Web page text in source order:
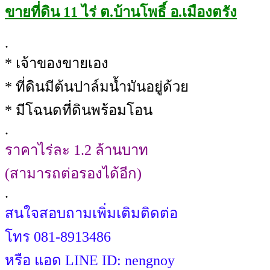
ขายที่ดิน 11 ไร่ ต.บ้านโพธิ์ อ.เมืองตรัง
.
* เจ้าของขายเอง
* ที่ดินมีต้นปาล์มน้ำมันอยู่ด้วย
* มีโฉนดที่ดินพร้อมโอน
.
ราคาไร่ละ 1.2 ล้านบาท
(สามารถต่อรองได้อีก)
.
สนใจสอบถามเพิ่มเติมติดต่อ
โทร 081-8913486
หรือ แอด LINE ID: nengnoy